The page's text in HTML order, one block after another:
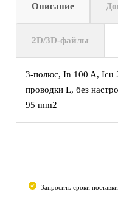
Описание
2D/3D-файлы
3-полюс, In 100 A, Icu
проводки L, без
95 mm2
Запросить сроки поставки